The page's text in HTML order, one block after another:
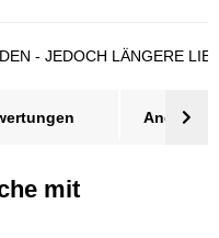
LÄNGERE
Angebot
mit